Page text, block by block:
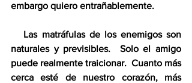
embargo quiero entrañablemente.
Las matráfulas de los enemigos son
naturales y previsibles.  Solo el amigo
puede realmente traicionar.  Cuanto más
cerca esté de nuestro corazón, más